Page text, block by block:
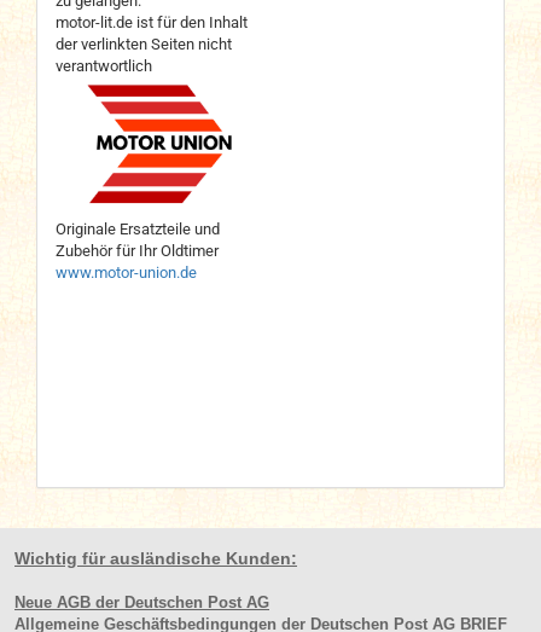
motor-lit.de ist für den Inhalt
der verlinkten Seiten nicht
verantwortlich
Originale Ersatzteile und
Zubehör für Ihr Oldtimer
www.motor-union.de
Wichtig für ausländische Kunden:
Neue AGB der Deutschen Post AG
Allgemeine Geschäftsbedingungen der Deutschen Post AG BRIEF